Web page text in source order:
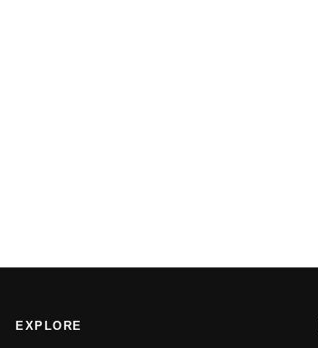
EXPLORE